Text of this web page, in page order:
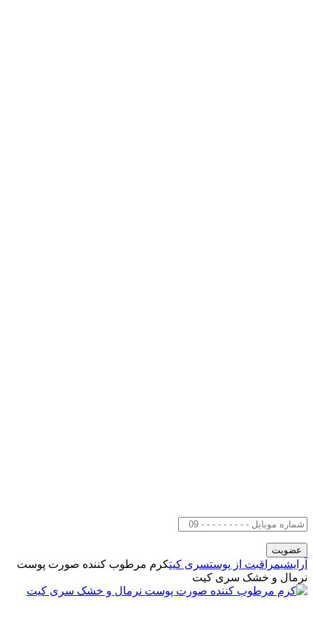
آرایشیمراقبت از پوستسری کیتکرم مرطوب کننده صورت پوست
نرمال و خشک سری کیت